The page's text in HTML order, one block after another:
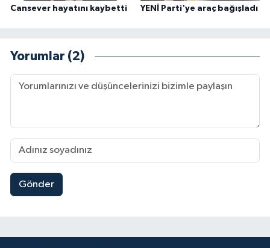
Cansever hayatını kaybetti YENİ Parti'ye araç bağışladı
Yorumlar (2)
Gönder